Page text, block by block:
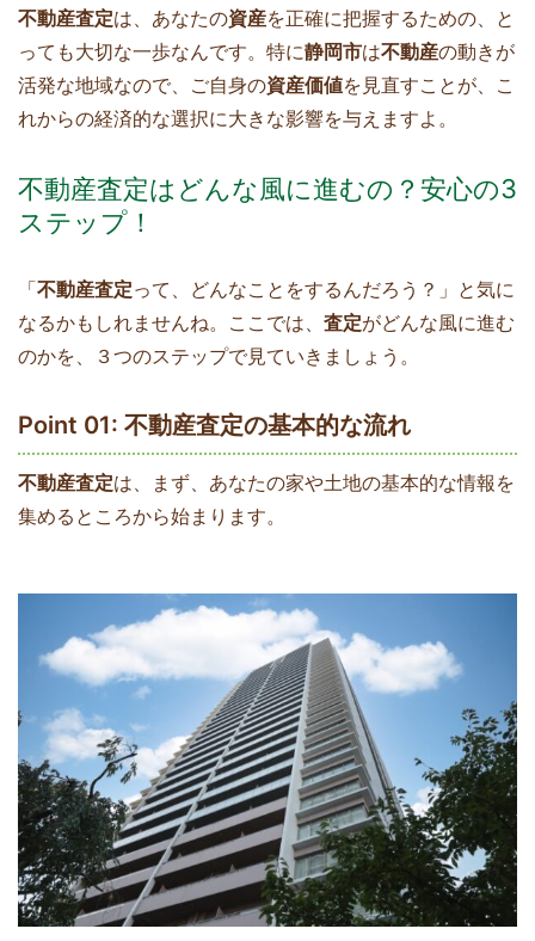
不動産査定は、あなたの資産を正確に把握するための、と
っても大切な一歩なんです。特に静岡市は不動産の動きが
活発な地域なので、ご自身の資産価値を見直すことが、こ
れからの経済的な選択に大きな影響を与えますよ。
不動産査定はどんな風に進むの？安心の3
ステップ！
「 不動産査定って、どんなことをするんだろう？」と気に
なるかもしれませんね。ここでは、 査定がどんな風に進む
のかを、３つのステップで見ていきましょう。
Point 01: 不動産査定の基本的な流れ
不動産査定は、まず、あなたの家や土地の基本的な情報を
集めるところから始まります。